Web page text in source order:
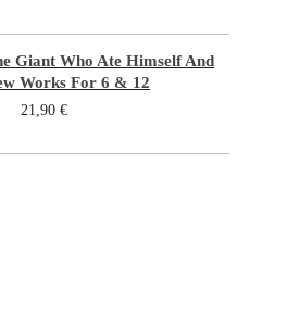
Giant Who Ate Himself And
Works For 6 & 12
21,90 €